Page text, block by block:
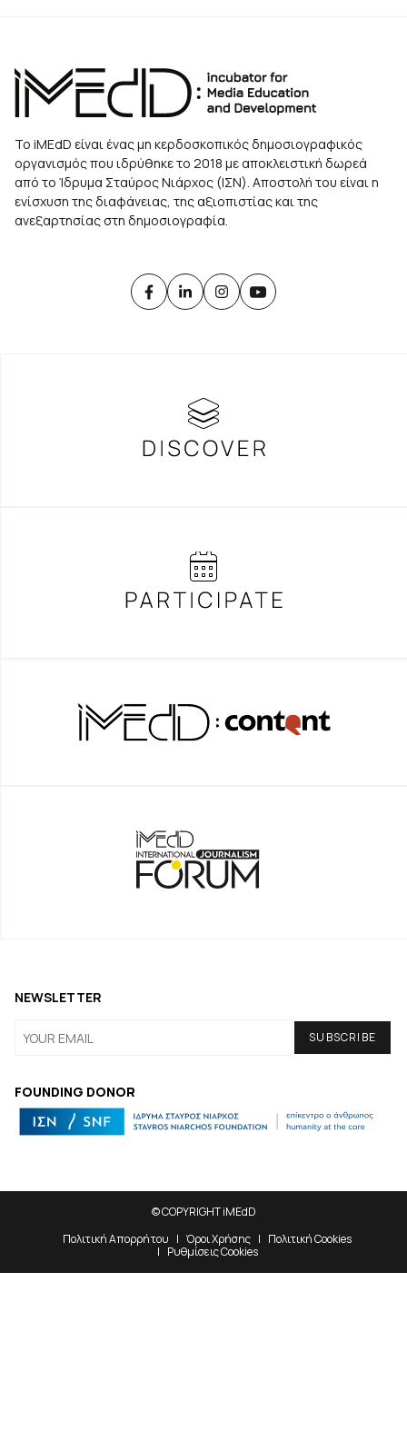
Το iMEdD είναι ένας μη κερδοσκοπικός δημοσιογραφικός
οργανισμός που ιδρύθηκε το 2018 με αποκλειστική δωρεά
από το Ίδρυμα Σταύρος Νιάρχος (ΙΣΝ). Αποστολή του είναι η
ενίσχυση της διαφάνειας, της αξιοπιστίας και της
ανεξαρτησίας στη δημοσιογραφία.
FOUNDING DONOR
NEWSLETTER
© COPYRIGHT iMEdD
Πολιτική Απορρήτου
Όροι Χρήσης
Πολιτική Cookies
Ρυθμίσεις Cookies